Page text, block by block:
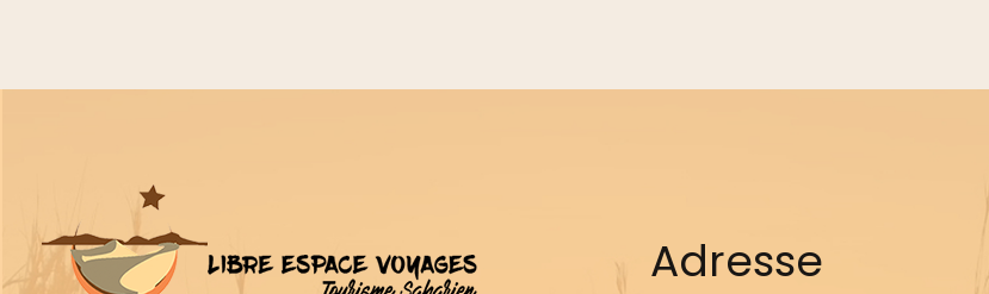
Adresse